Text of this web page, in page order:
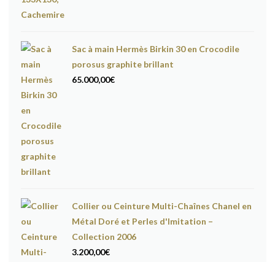
Sac à main Hermès Birkin 30 en Crocodile
porosus graphite brillant
65.000,00€
Collier ou Ceinture Multi-Chaînes Chanel en
Métal Doré et Perles d'Imitation –
Collection 2006
3.200,00€